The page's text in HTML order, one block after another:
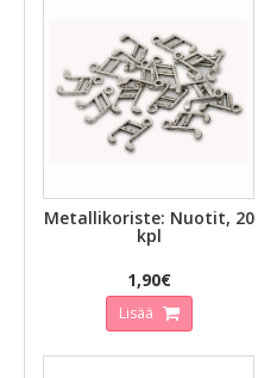
Metallikoriste: Nuotit, 20
kpl
1,90€
Lisää